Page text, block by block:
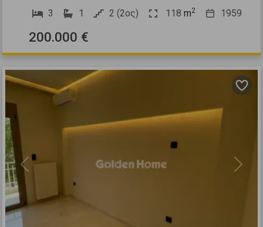
3
1 2 (2ος) 118 m2 1959
200.000 €
Previous Next